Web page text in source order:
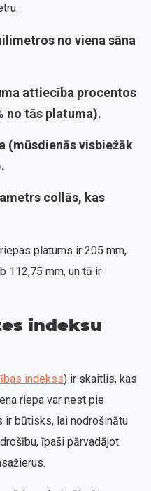
no viena sāna
attiecība procentos
no tās platuma).
(mūsdienās visbiežāk
collās, kas
platums ir 205 mm,
112,75 mm, un tā ir
indeksu
indekss) ir skaitlis, kas
riepa var nest pie
ir būtisks, lai nodrošinātu
īpaši pārvadājot